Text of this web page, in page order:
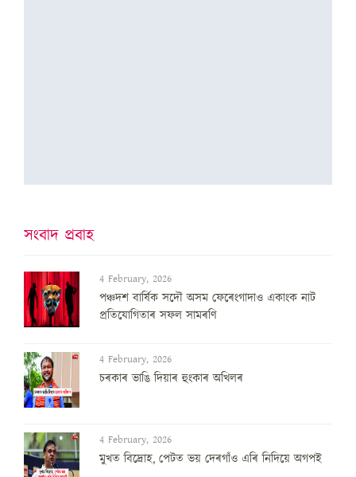
সংবাদ প্ৰবাহ
4 February, 2026
পঞ্চদশ বার্ষিক সদৌ অসম ফেৰেংগাদাও একাংক নাট
প্রতিযোগিতাৰ সফল সামৰণি
4 February, 2026
চৰকাৰ ভাঙি দিয়াৰ হুংকাৰ অখিলৰ
4 February, 2026
মুখত বিদ্ৰোহ, পেটত ভয় দেৰগাঁও এৰি নিদিয়ে অগপই